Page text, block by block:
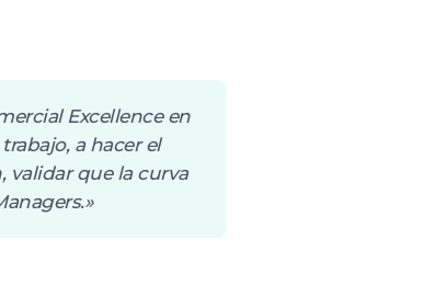
Excellence en
a hacer el
validar que la curva